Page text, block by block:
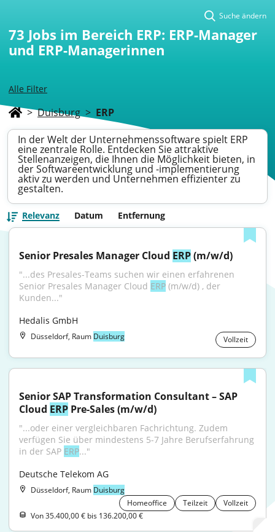
Alle Filter
Suche ändern
73 Jobs im Bereich ERP: ERP-Manager
und ERP-Managerinnen
> Duisburg > ERP
In der Welt der Unternehmenssoftware spielt ERP
eine zentrale Rolle. Entdecken Sie attraktive
Stellenanzeigen, die Ihnen die Möglichkeit bieten, in
der Softwareentwicklung und -implementierung
aktiv zu werden und Unternehmen effizienter zu
gestalten.
Relevanz Datum Entfernung
Senior Presales Manager Cloud ERP (m/w/d)
"...des Presales-Teams suchen wir einen erfahrenen
Senior Presales Manager Cloud ERP (m/w/d) , der
Kunden..."
Hedalis GmbH
Düsseldorf, Raum Duisburg Vollzeit
Senior SAP Transformation Consultant – SAP
Cloud ERP Pre-Sales (m/w/d)
"...oder einer vergleichbaren Fachrichtung. Zudem
verfügen Sie über mindestens 5-7 Jahre Berufserfahrung
in der SAP ERP..."
Deutsche Telekom AG
Düsseldorf, Raum Duisburg
Homeoffice
Teilzeit
Vollzeit
Von 35.400,00 € bis 136.200,00 €